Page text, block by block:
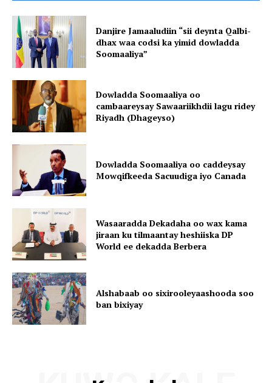
Danjire Jamaaludiin “sii deynta Qalbi-
dhax waa codsi ka yimid dowladda
Soomaaliya”
Dowladda Soomaaliya oo
cambaareysay Sawaariikhdii lagu ridey
Riyadh (Dhageyso)
Dowladda Soomaaliya oo caddeysay
Mowqifkeeda Sacuudiga iyo Canada
Wasaaradda Dekadaha oo wax kama
jiraan ku tilmaantay heshiiska DP
World ee dekadda Berbera
Alshabaab oo sixirooleyaashooda soo
ban bixiyay